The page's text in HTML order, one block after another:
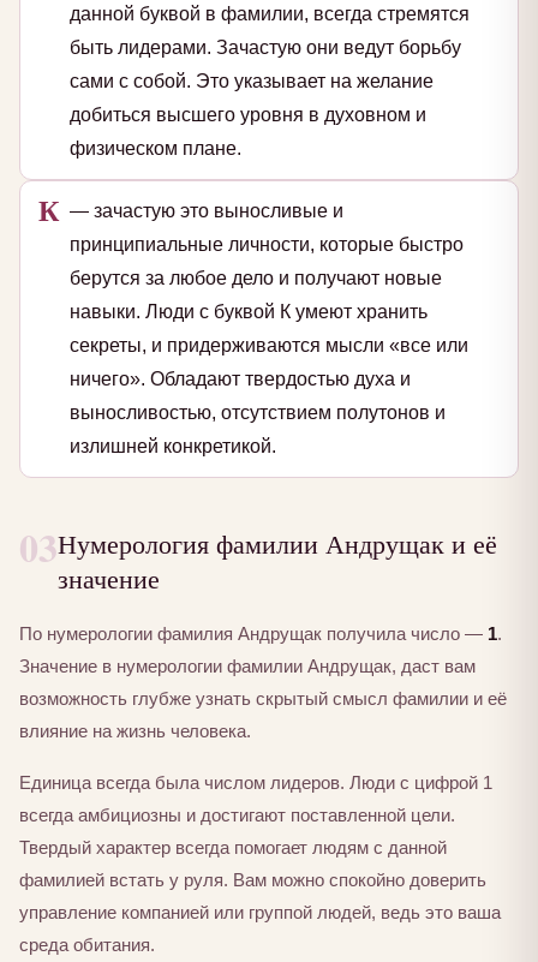
данной буквой в фамилии, всегда стремятся
быть лидерами. Зачастую они ведут борьбу
сами с собой. Это указывает на желание
добиться высшего уровня в духовном и
физическом плане.
К — зачастую это выносливые и
принципиальные личности, которые быстро
берутся за любое дело и получают новые
навыки. Люди с буквой К умеют хранить
секреты, и придерживаются мысли «все или
ничего». Обладают твердостью духа и
выносливостью, отсутствием полутонов и
излишней конкретикой.
03Нумерология фамилии Андрущак и её
значение
По нумерологии фамилия Андрущак получила число — 1.
Значение в нумерологии фамилии Андрущак, даст вам
возможность глубже узнать скрытый смысл фамилии и её
влияние на жизнь человека.
Единица всегда была числом лидеров. Люди с цифрой 1
всегда амбициозны и достигают поставленной цели.
Твердый характер всегда помогает людям с данной
фамилией встать у руля. Вам можно спокойно доверить
управление компанией или группой людей, ведь это ваша
среда обитания.